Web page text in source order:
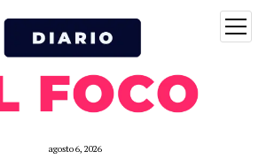
agosto 6, 2026
open
menu